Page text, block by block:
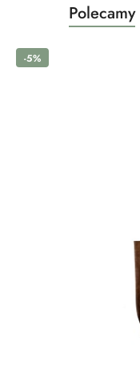
Pomiń karuzelę
Produkty
o
Polecamy
-5%